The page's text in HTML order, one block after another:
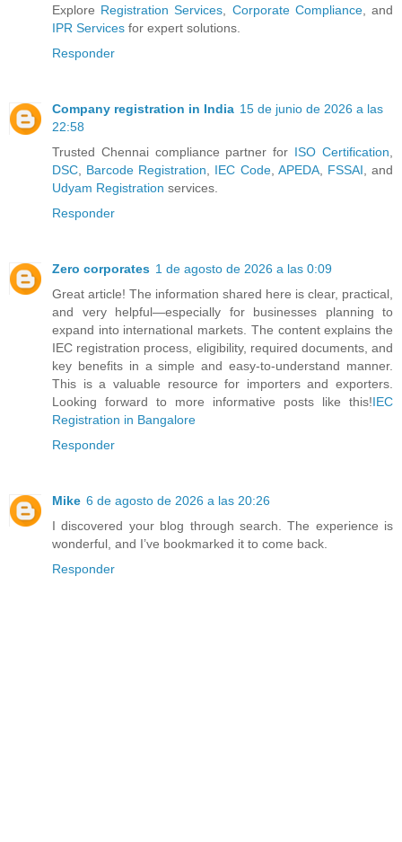
Explore Registration Services Corporate Compliance, and
IPR Services for expert solutions.
Responder
Company registration in India 15 de junio de 2026 a las
22:58
Trusted Chennai compliance partner for ISO Certification
DSC
Barcode Registration IEC Code, APEDA, FSSAI , and
Udyam Registration services.
Responder
Zero corporates 1 de agosto de 2026 a las 0:09
Great article! The information shared here is clear, practical,
and very helpful—especially for businesses planning to
expand into international markets. The content explains the
IEC registration process, eligibility, required documents, and
key benefits in a simple and easy-to-understand manner.
This is a valuable resource for importers and exporters.
Looking forward to more informative posts like this!IEC
Registration in Bangalore
Responder
Mike 6 de agosto de 2026 a las 20:26
I discovered your blog through search. The experience is
wonderful, and I’ve bookmarked it to come back.
Responder